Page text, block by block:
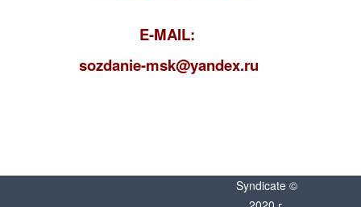
E-MAIL:
sozdanie-msk@yandex.ru
Syndicate ©